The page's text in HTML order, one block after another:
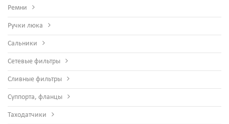
Ремни
Ручки люка
Сальники
Сетевые фильтры
Сливные фильтры
Суппорта, фланцы
Таходатчики